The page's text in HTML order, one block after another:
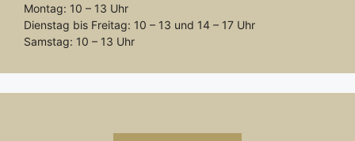
Montag: 10 – 13 Uhr
Dienstag bis Freitag: 10 – 13 und 14 – 17 Uhr
Samstag: 10 – 13 Uhr